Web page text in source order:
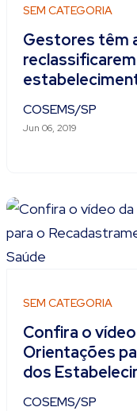
SEM CATEGORIA
Gestores têm
COSEMS/SP
Jun 06, 2019
SEM CATEGORIA
Confira o
Orientações
dos
COSEMS/SP